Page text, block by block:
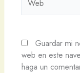
Guardar mi
web en este
haga un